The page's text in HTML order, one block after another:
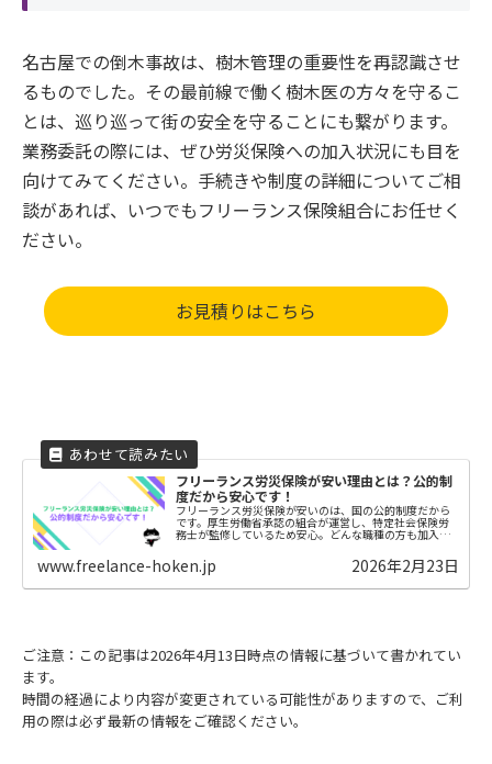
名古屋での倒木事故は、樹木管理の重要性を再認識させ
るものでした。その最前線で働く樹木医の方々を守るこ
とは、巡り巡って街の安全を守ることにも繋がります。
業務委託の際には、ぜひ労災保険への加入状況にも目を
向けてみてください。手続きや制度の詳細についてご相
談があれば、いつでもフリーランス保険組合にお任せく
ださい。
お見積りはこちら
フリーランス労災保険が安い理由とは？公的制
度だから安心です！
フリーランス労災保険が安いのは、国の公的制度だから
です。厚生労働省承認の組合が運営し、特定社会保険労
務士が監修しているため安心。どんな職種の方も加入可
www.freelance-hoken.jp 2026年2月23日
ご注意：この記事は2026年4月13日時点の情報に基づいて書かれてい
ます。
時間の経過により内容が変更されている可能性がありますので、ご利
用の際は必ず最新の情報をご確認ください。